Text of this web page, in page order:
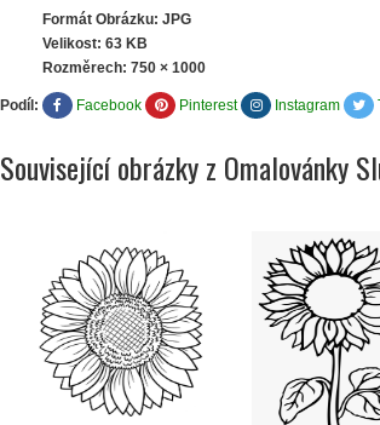
Formát Obrázku: JPG
Velikost: 63 KB
Rozměrech: 750 × 1000
Podíl: Facebook Pinterest Instagram
Související obrázky z Omalovánky